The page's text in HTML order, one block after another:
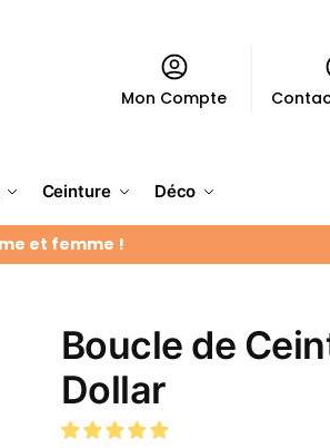
Mon Compte
Ceinture Déco
et femme !
Boucle de
Dollar